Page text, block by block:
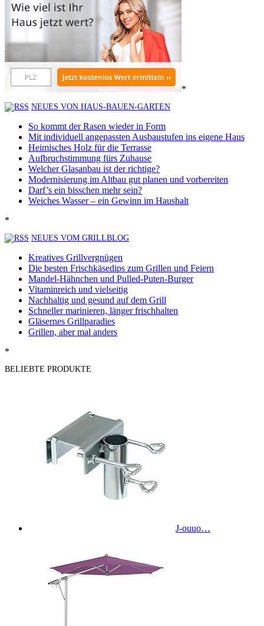
*
NEUES VON HAUS-BAUEN-GARTEN
So kommt der Rasen wieder in Form
Mit individuell angepassten Ausbaustufen ins eigene Haus
Heimisches Holz für die Terrasse
Aufbruchstimmung fürs Zuhause
Welcher Glasanbau ist der richtige?
Modernisierung im Altbau gut planen und vorbereiten
Darf’s ein bisschen mehr sein?
Weiches Wasser – ein Gewinn im Haushalt
*
NEUES VOM GRILLBLOG
Kreatives Grillvergnügen
Die besten Frischkäsedips zum Grillen und Feiern
Mandel-Hähnchen und Pulled-Puten-Burger
Vitaminreich und vielseitig
Nachhaltig und gesund auf dem Grill
Schneller marinieren, länger frischhalten
Gläsernes Grillparadies
Grillen, aber mal anders
*
BELIEBTE PRODUKTE
J-ouuo…